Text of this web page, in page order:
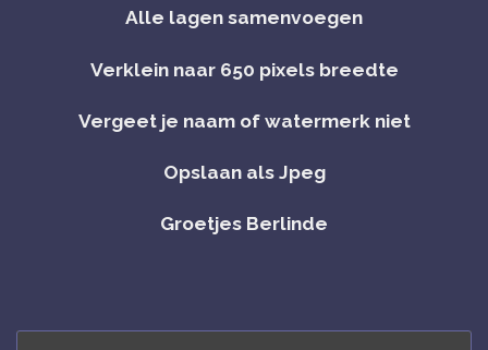
Alle lagen samenvoegen
Verklein naar 650 pixels breedte
Vergeet je naam of watermerk niet
Opslaan als Jpeg
Groetjes Berlinde